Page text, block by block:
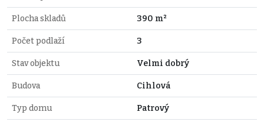
Plocha skladů 390 m²
Počet podlaží 3
Stav objektu Velmi dobrý
Budova Cihlová
Typ domu Patrový